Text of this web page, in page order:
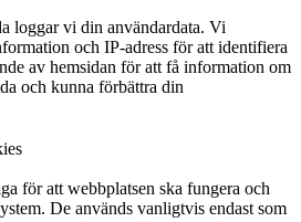
loggar vi din användardata. Vi
och IP-adress för att identifiera
av hemsidan för att få information om
och kunna förbättra din
för att webbplatsen ska fungera och
De används vanligtvis endast som